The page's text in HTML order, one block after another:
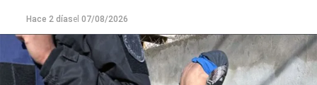
mayor gravedad.
Hace 2 díasel 07/08/2026